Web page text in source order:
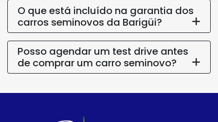
O que está incluído na garantia dos
carros seminovos da Barigüi?
Posso agendar um test drive antes
de comprar um carro seminovo?